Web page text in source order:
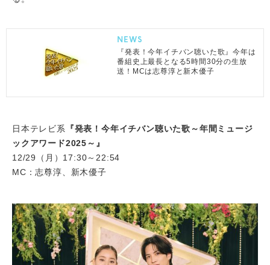
NEWS
『発表！今年イチバン聴いた歌』今年は
番組史上最長となる5時間30分の生放
送！MCは志尊淳と新木優子
日本テレビ系
『発表！今年イチバン聴いた歌～年間ミュージ
ックアワード2025～』
12/29（月）17:30～22:54
MC：志尊淳、新木優子